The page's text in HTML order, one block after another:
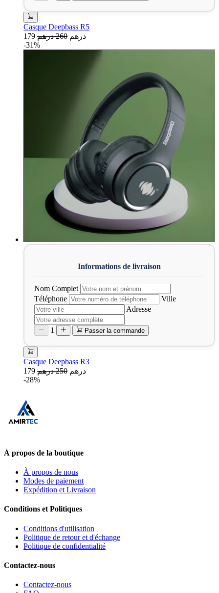
Casque Deepbass R5
179 درهم 260 درهم
-31%
Nom Complet
Téléphone
Ville
Adresse
1 Passer la commande
Casque Deepbass R3
179 درهم 250 درهم
-28%
À propos de la boutique
À propos de nous
Modes de paiement
Expédition et Livraison
Conditions et Politiques
Conditions d'utilisation
Politique de retour et d'échange
Politique de confidentialité
Contactez-nous
Contactez-nous